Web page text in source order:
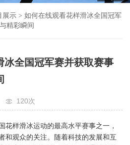
展示 > 如何在线观看花样滑冰全国冠军
精彩瞬间
冰全国冠军赛并获取赛事
120次
花样滑冰运动的最高水平赛事之一，
和观众的关注。随着科技的发展和互